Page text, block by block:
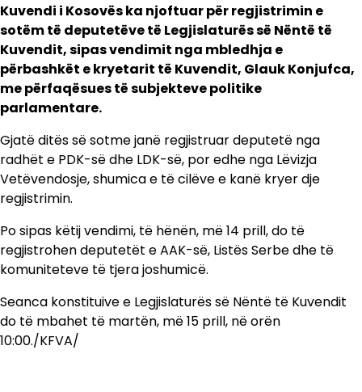
Kuvendi i Kosovës ka njoftuar për regjistrimin e
sotëm të deputetëve të Legjislaturës së Nëntë të
Kuvendit, sipas vendimit nga mbledhja e
përbashkët e kryetarit të Kuvendit, Glauk Konjufca,
me përfaqësues të subjekteve politike
parlamentare.
Gjatë ditës së sotme janë regjistruar deputetë nga
radhët e PDK-së dhe LDK-së, por edhe nga Lëvizja
Vetëvendosje, shumica e të cilëve e kanë kryer dje
regjistrimin.
Po sipas këtij vendimi, të hënën, më 14 prill, do të
regjistrohen deputetët e AAK-së, Listës Serbe dhe të
komuniteteve të tjera joshumicë.
Seanca konstituive e Legjislaturës së Nëntë të Kuvendit
do të mbahet të martën, më 15 prill, në orën
10:00./KFVA/